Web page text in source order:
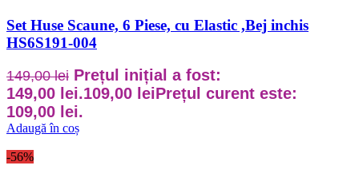
Set Huse Scaune, 6 Piese, cu Elastic ,Bej inchis
HS6S191-004
149,00lei Prețul inițial a fost:
149,00 lei.109,00 leiPrețul curent este:
109,00 lei.
Adaugă în coș
-56%